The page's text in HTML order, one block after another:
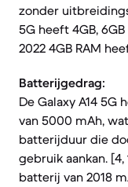
zonder
5G heeft 4GB,
2022 4GB RAM
Batterijgedrag:
De Galaxy A14
van 5000 mAh,
batterijduur die
gebruik aankan. [4,
batterij van 2018